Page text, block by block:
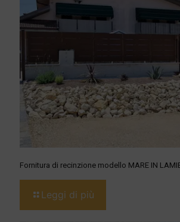
Fornitura di recinzione modello MARE IN
Leggi di più